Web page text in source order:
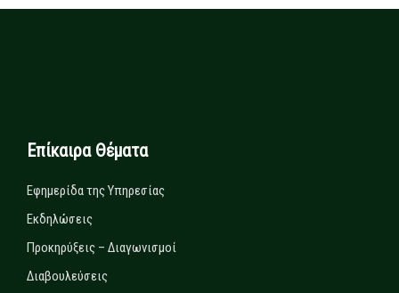
Επίκαιρα Θέματα
Εφημερίδα της Υπηρεσίας
Εκδηλώσεις
Προκηρύξεις – Διαγωνισμοί
Διαβουλεύσεις